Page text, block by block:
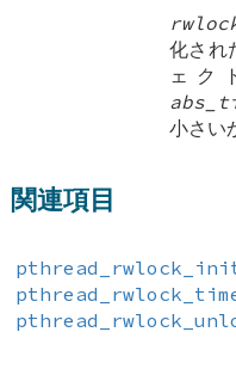
化され
ェク
小さい
関連項目